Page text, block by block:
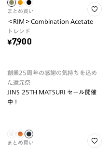
まとめ買い
＜RIM＞Combination Acetate
トレンド
¥7,900
創業25周年の感謝の気持ちを込め
た還元祭
JINS 25TH MATSURI セール開催
中！
まとめ買い